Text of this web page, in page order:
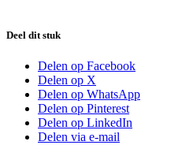
Deel dit stuk
Delen op Facebook
Delen op X
Delen op WhatsApp
Delen op Pinterest
Delen op LinkedIn
Delen via e-mail